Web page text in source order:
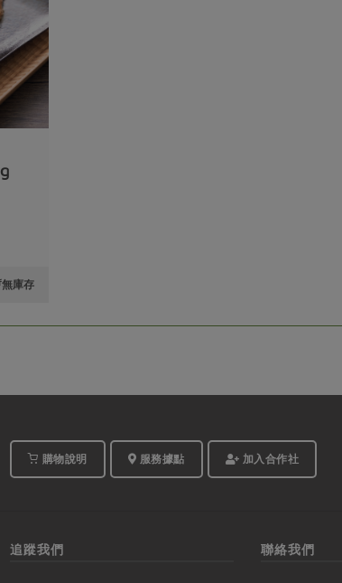
庫存
購物說明 服務據點 加入合作社
追蹤我們 聯絡我們